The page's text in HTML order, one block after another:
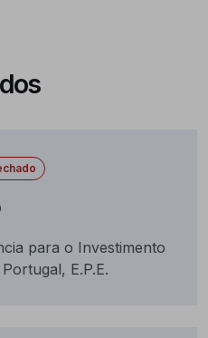
para o Investimento
E.P.E.